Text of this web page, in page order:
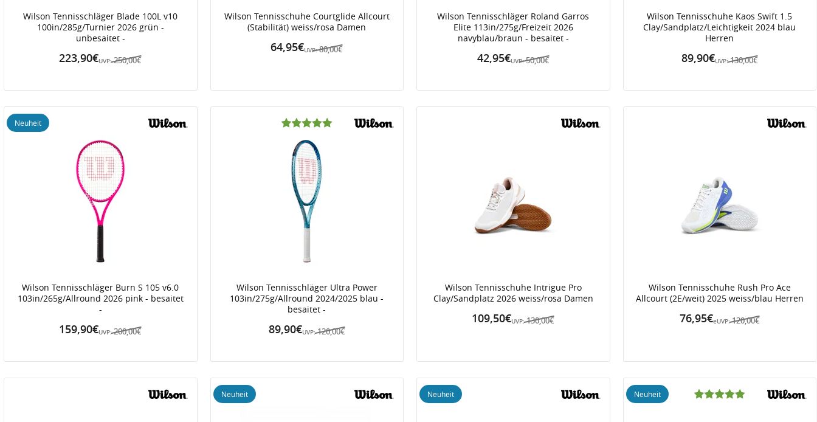
Wilson Tennisschläger Blade 100L v10
100in/285g/Turnier 2026 grün -
unbesaitet -
UVP: 250,00€
223,90€
Wilson Tennisschuhe Courtglide Allcourt
(Stabilität) weiss/rosa Damen
UVP: 80,00€
64,95€
Wilson Tennisschläger Roland Garros
Elite 113in/275g/Freizeit 2026
navyblau/braun - besaitet -
UVP: 50,00€
42,95€
Wilson Tennisschuhe Kaos Swift 1.5
Clay/Sandplatz/Leichtigkeit 2024 blau
Herren
UVP: 130,00€
89,90€
Wilson Tennisschläger Burn S 105 v6.0
103in/265g/Allround 2026 pink - besaitet
-
UVP: 200,00€
159,90€
Neuheit
Wilson Tennisschläger Ultra Power
103in/275g/Allround 2024/2025 blau -
besaitet -
UVP: 120,00€
89,90€
Wilson Tennisschuhe Intrigue Pro
Clay/Sandplatz 2026 weiss/rosa Damen
UVP: 130,00€
109,50€
Wilson Tennisschuhe Rush Pro Ace
Allcourt (2E/weit) 2025 weiss/blau Herren
eUVP: 120,00€
76,95€
Neuheit Neuheit Neuheit